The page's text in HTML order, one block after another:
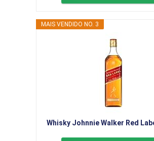
MAIS VENDIDO NO. 3
Whisky Johnnie Walker Red